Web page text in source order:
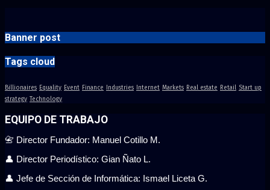
Banner post
Tags cloud
Billionaires Equality Event Finance Industries Internet Markets Real estate Retail Start up
strategy Technology
EQUIPO DE TRABAJO
📇 Director Fundador: Manuel Cotillo M.
👤 Director Periodístico: Gian Ñato L.
👤 Jefe de Sección de Informática: Ismael Liceta G.